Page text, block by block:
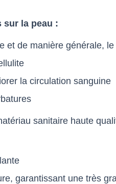
sur la peau :
et de manière générale,
la circulation sanguine
sanitaire haute
garantissant une très